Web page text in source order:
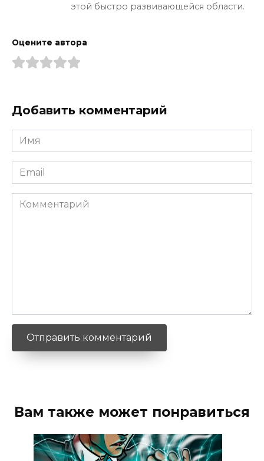
этой быстро развивающейся области.
Оцените автора
Добавить комментарий
Имя
*
Email
*
Комментарий
Вам также может понравиться